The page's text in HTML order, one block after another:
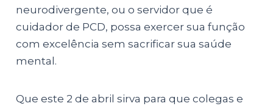
neurodivergente, ou o servidor que é
cuidador de PCD, possa exercer sua função
com excelência sem sacrificar sua saúde
mental.
Que este 2 de abril sirva para que colegas e